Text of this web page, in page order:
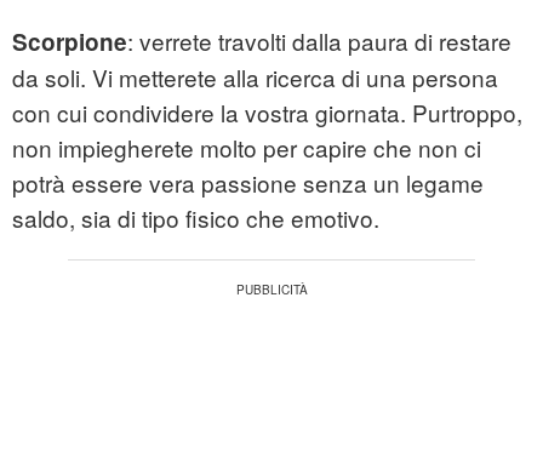
Scorpione: verrete travolti dalla paura di restare
da soli. Vi metterete alla ricerca di una persona
con cui condividere la vostra giornata. Purtroppo,
non impiegherete molto per capire che non ci
potrà essere vera passione senza un legame
saldo, sia di tipo fisico che emotivo.